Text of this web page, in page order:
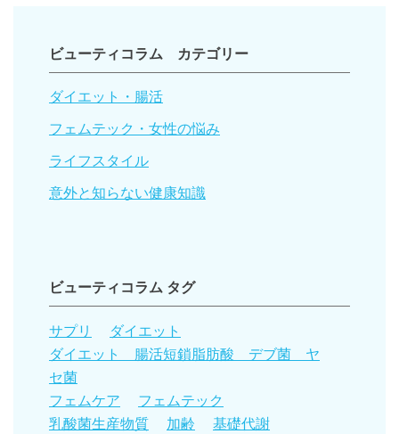
ビューティコラム カテゴリー
ダイエット・腸活
フェムテック・女性の悩み
ライフスタイル
意外と知らない健康知識
ビューティコラム タグ
サプリ
ダイエット
ダイエット 腸活短鎖脂肪酸 デブ菌 ヤ
セ菌
フェムケア
フェムテック
乳酸菌生産物質
加齢
基礎代謝